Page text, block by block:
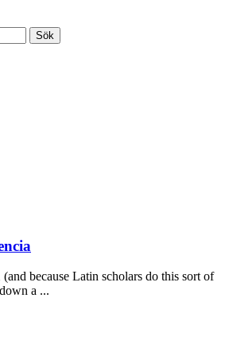
Sök
because Latin scholars do this sort of
a ...